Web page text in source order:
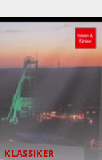
KLASSIKER |